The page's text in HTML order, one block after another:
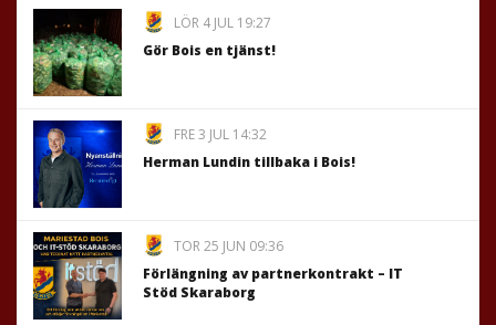
LÖR 4 JUL 19:27
Gör Bois en tjänst!
FRE 3 JUL 14:32
Herman Lundin tillbaka i Bois!
TOR 25 JUN 09:36
Förlängning av partnerkontrakt – IT
Stöd Skaraborg